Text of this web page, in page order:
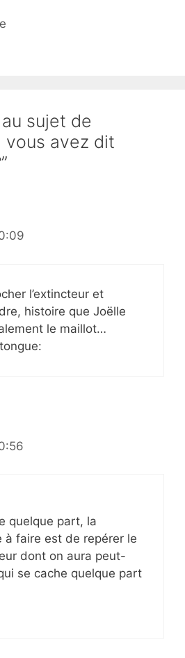
sujet de
vous avez dit
l’extincteur et
histoire que Joëlle
le maillot…
quelque part, la
à faire est de repérer le
dont on aura peut-
se cache quelque part